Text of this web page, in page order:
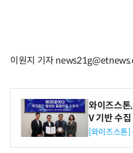
이원지 기자
와이즈스
V 기반 수
증 최고 등
[와이즈스톤]